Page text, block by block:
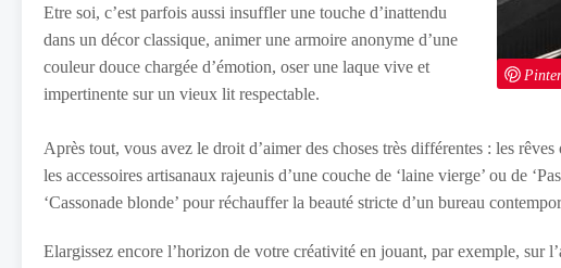
Etre soi, c’est parfois aussi insuffler une touche d’inattendu
dans un décor classique, animer une armoire anonyme d’une
couleur douce chargée d’émotion, oser une laque vive et
impertinente sur un vieux lit respectable.
Après tout, vous avez le droit d’aimer des choses très différentes : les
les accessoires artisanaux rajeunis d’une couche de ‘laine vierge’ ou de
‘Cassonade blonde’ pour réchauffer la beauté stricte d’un bureau
Elargissez encore l’horizon de votre créativité en jouant, par exemple, sur